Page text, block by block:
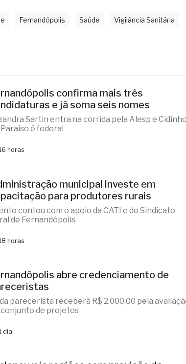
confirma mais três
Sartin entra na corrida pela Alesp e Cidinho
horas
municipal investe em
contou com o apoio da CATI e do Sindicato
horas
abre credenciamento de
parecerista receberá R$ 2.000,00 pela avaliação